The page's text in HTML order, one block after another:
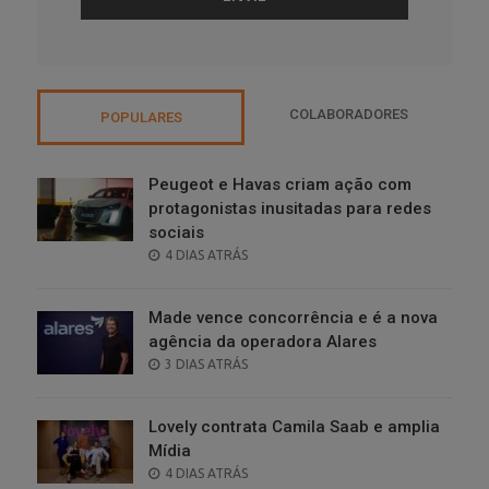
POPULARES COLABORADORES
Peugeot e Havas criam ação com
protagonistas inusitadas para redes
sociais
POSTED
4 DIAS ATRÁS
Made vence concorrência e é a nova
agência da operadora Alares
POSTED
3 DIAS ATRÁS
Lovely contrata Camila Saab e amplia
Mídia
POSTED
4 DIAS ATRÁS